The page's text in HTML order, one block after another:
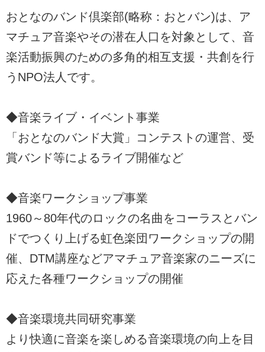
おとなのバンド倶楽部(略称：おとバン)は、ア
マチュア音楽やその潜在人口を対象として、音
楽活動振興のための多角的相互支援・共創を行
うNPO法人です。
◆音楽ライブ・イベント事業
「おとなのバンド大賞」コンテストの運営、受
賞バンド等によるライブ開催など
◆音楽ワークショップ事業
1960～80年代のロックの名曲をコーラスとバン
ドでつくり上げる虹色楽団ワークショップの開
催、DTM講座などアマチュア音楽家のニーズに
応えた各種ワークショップの開催
◆音楽環境共同研究事業
より快適に音楽を楽しめる音楽環境の向上を目